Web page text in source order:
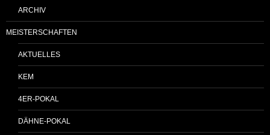
ARCHIV
MEISTERSCHAFTEN
AKTUELLES
KEM
4ER-POKAL
DÄHNE-POKAL